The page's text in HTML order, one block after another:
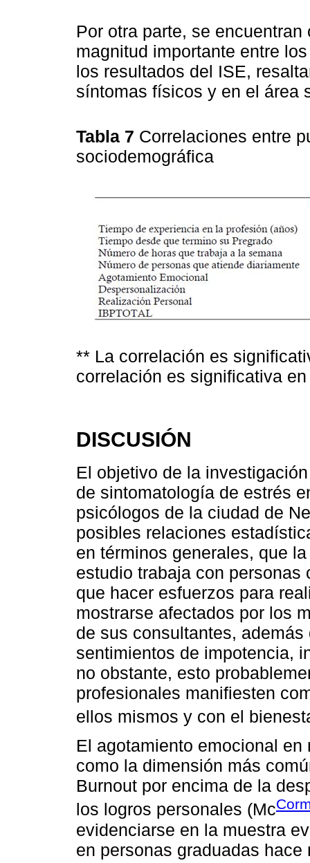
Por otra parte, se
magnitud importante entre
los resultados del ISE,
síntomas físicos y en el área
Tabla 7 Correlaciones entre
sociodemográfica
** La correlación es
correlación es significativa
DISCUSIÓN
El objetivo de la
de sintomatología de estrés
psicólogos de la ciudad de
posibles relaciones
en términos generales, que
estudio trabaja con
que hacer esfuerzos para
mostrarse afectados por los
de sus consultantes,
sentimientos de impotencia,
no obstante, esto
profesionales manifiesten
ellos mismos y con el
El agotamiento emocional
como la dimensión más
Burnout por encima de la
los logros personales (Mc
evidenciarse en la muestra
en personas graduadas